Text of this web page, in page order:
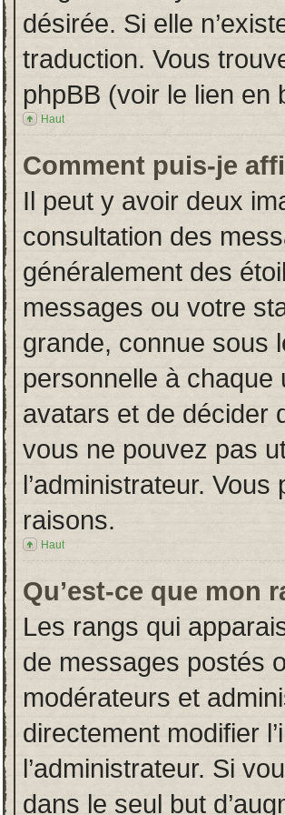
désirée. Si elle
traduction. Vous
phpBB (voir le lien en
Haut
Comment puis-je
Il peut y avoir deux
consultation des
généralement des
messages ou votre
grande, connue sous
personnelle à chaque
avatars et de décider
vous ne pouvez pas
l’administrateur.
raisons.
Haut
Qu’est-ce que mon
Les rangs qui
de messages postés
modérateurs et
directement modifier
l’administrateur. Si
dans le seul but